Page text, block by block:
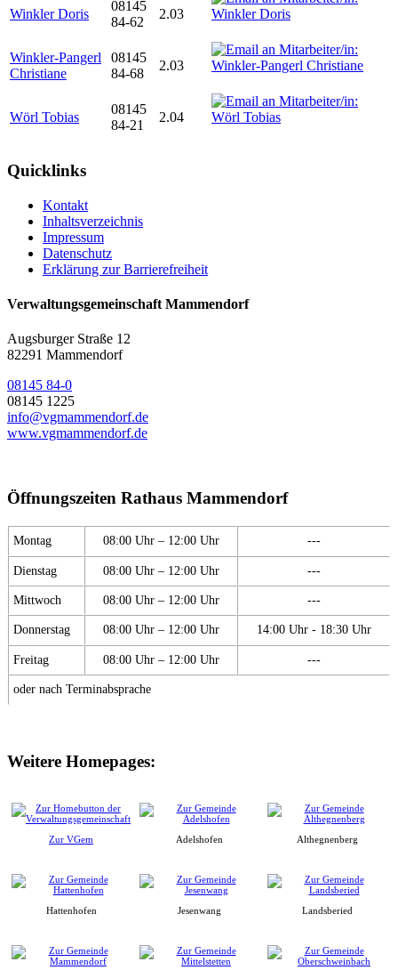
Winkler Doris
08145
84-62
2.03
Winkler-Pangerl
Christiane
08145
84-68
2.03
Wörl Tobias
08145
84-21
2.04
Quicklinks
Kontakt
Inhaltsverzeichnis
Impressum
Datenschutz
Erklärung zur Barrierefreiheit
Verwaltungsgemeinschaft Mammendorf
Augsburger Straße 12
82291 Mammendorf
08145 84-0
08145 1225
info@vgmammendorf.de
www.vgmammendorf.de
Öffnungszeiten Rathaus Mammendorf
Montag 08:00 Uhr – 12:00 Uhr ---
Dienstag 08:00 Uhr – 12:00 Uhr ---
Mittwoch 08:00 Uhr – 12:00 Uhr ---
Donnerstag 08:00 Uhr – 12:00 Uhr 14:00 Uhr - 18:30 Uhr
Freitag 08:00 Uhr – 12:00 Uhr ---
oder nach Terminabsprache
Weitere Homepages:
Zur VGem Adelshofen Althegnenberg
Hattenhofen Jesenwang Landsberied